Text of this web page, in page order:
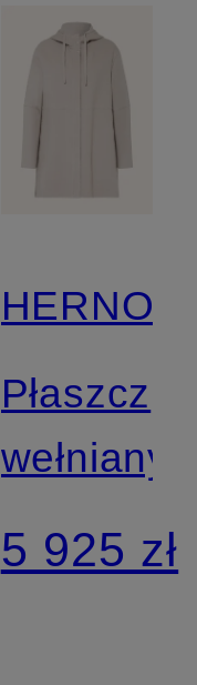
HERNO
Płaszcz
wełniany
5 925 zł